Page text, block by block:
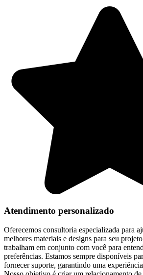
Atendimento personalizado
Oferecemos consultoria especializada para
melhores materiais e designs para seu
trabalham em conjunto com você para
preferências. Estamos sempre disponíveis
fornecer suporte, garantindo uma